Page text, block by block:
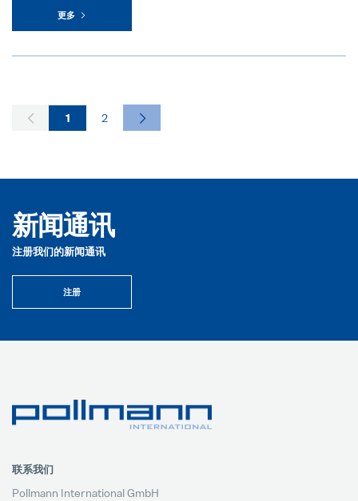
更多
1 2
新闻通讯
注册我们的新闻通讯
注册
联系我们
Pollmann International GmbH